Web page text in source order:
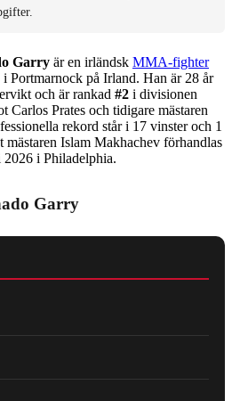
Garry är en irländsk MMA-fighter
Portmarnock på Irland. Han är 28 år
och är rankad #2 i divisionen
Carlos Prates och tidigare mästaren
rekord står i 17 vinster och 1
Islam Makhachev förhandlas
2026 i Philadelphia.
Garry